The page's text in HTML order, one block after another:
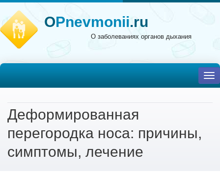
OPnevmonii.ru
О заболеваниях органов дыхания
Деформированная
перегородка носа: причины,
симптомы, лечение